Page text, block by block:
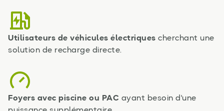
Utilisateurs de véhicules électriques cherchant une
solution de recharge directe.
Foyers avec piscine ou PAC ayant besoin d'une